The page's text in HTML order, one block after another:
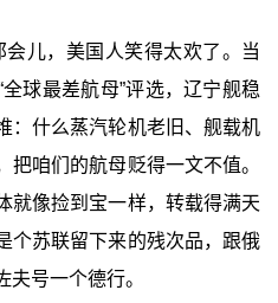
儿，美国人笑得太欢了。当
球最差航母”评选，辽宁舰稳
：什么蒸汽轮机老旧、舰载机
咱们的航母贬得一文不值。
就像捡到宝一样，转载得满天
个苏联留下来的残次品，跟俄
号一个德行。